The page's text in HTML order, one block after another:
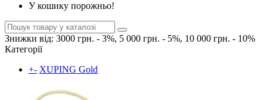
У кошику порожньо!
Знижки від: 3000 грн. - 3%, 5 000 грн. - 5%, 10 000 грн. - 10%
Категорії
+- XUPING Gold